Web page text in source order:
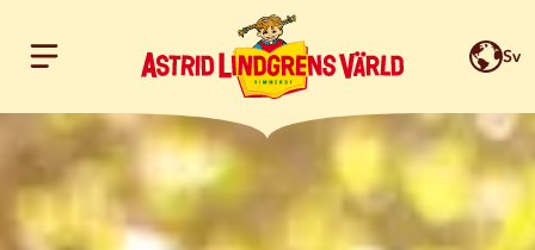
Hoppa till innehållet Sv